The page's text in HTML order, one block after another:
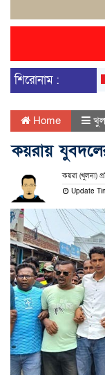
শিরোনাম :
Home
কয়রায়
কয়রা (খুলনা)
Update